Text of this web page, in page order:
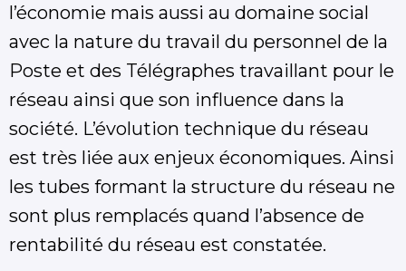
l’économie mais aussi au domaine social
avec la nature du travail du personnel de la
Poste et des Télégraphes travaillant pour le
réseau ainsi que son influence dans la
société. L’évolution technique du réseau
est très liée aux enjeux économiques. Ainsi
les tubes formant la structure du réseau ne
sont plus remplacés quand l’absence de
rentabilité du réseau est constatée.